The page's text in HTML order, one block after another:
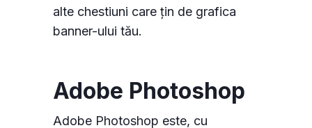
alte chestiuni care țin de grafica
banner-ului tău.
Adobe Photoshop
Adobe Photoshop este, cu